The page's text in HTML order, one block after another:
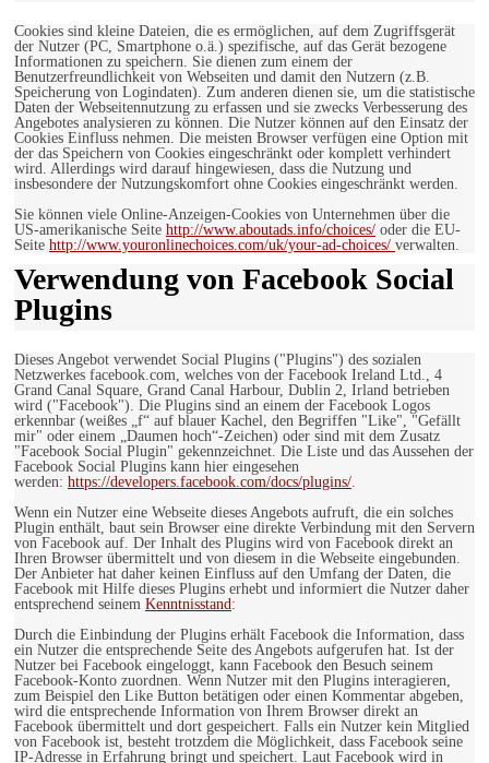
Cookies sind kleine Dateien, die es ermöglichen, auf dem Zugriffsgerät
der Nutzer (PC, Smartphone o.ä.) spezifische, auf das Gerät bezogene
Informationen zu speichern. Sie dienen zum einem der
Benutzerfreundlichkeit von Webseiten und damit den Nutzern (z.B.
Speicherung von Logindaten). Zum anderen dienen sie, um die statistische
Daten der Webseitennutzung zu erfassen und sie zwecks Verbesserung des
Angebotes analysieren zu können. Die Nutzer können auf den Einsatz der
Cookies Einfluss nehmen. Die meisten Browser verfügen eine Option mit
der das Speichern von Cookies eingeschränkt oder komplett verhindert
wird. Allerdings wird darauf hingewiesen, dass die Nutzung und
insbesondere der Nutzungskomfort ohne Cookies eingeschränkt werden.
Sie können viele Online-Anzeigen-Cookies von Unternehmen über die
US-amerikanische Seite http://www.aboutads.info/choices/ oder die EU-
Seite http://www.youronlinechoices.com/uk/your-ad-choices/ verwalten.
Verwendung von Facebook Social
Plugins
Dieses Angebot verwendet Social Plugins ("Plugins") des sozialen
Netzwerkes facebook.com, welches von der Facebook Ireland Ltd., 4
Grand Canal Square, Grand Canal Harbour, Dublin 2, Irland betrieben
wird ("Facebook"). Die Plugins sind an einem der Facebook Logos
erkennbar (weißes „f“ auf blauer Kachel, den Begriffen "Like", "Gefällt
mir" oder einem „Daumen hoch“-Zeichen) oder sind mit dem Zusatz
"Facebook Social Plugin" gekennzeichnet. Die Liste und das Aussehen der
Facebook Social Plugins kann hier eingesehen
werden: https://developers.facebook.com/docs/plugins/.
Wenn ein Nutzer eine Webseite dieses Angebots aufruft, die ein solches
Plugin enthält, baut sein Browser eine direkte Verbindung mit den Servern
von Facebook auf. Der Inhalt des Plugins wird von Facebook direkt an
Ihren Browser übermittelt und von diesem in die Webseite eingebunden.
Der Anbieter hat daher keinen Einfluss auf den Umfang der Daten, die
Facebook mit Hilfe dieses Plugins erhebt und informiert die Nutzer daher
entsprechend seinem Kenntnisstand:
Durch die Einbindung der Plugins erhält Facebook die Information, dass
ein Nutzer die entsprechende Seite des Angebots aufgerufen hat. Ist der
Nutzer bei Facebook eingeloggt, kann Facebook den Besuch seinem
Facebook-Konto zuordnen. Wenn Nutzer mit den Plugins interagieren,
zum Beispiel den Like Button betätigen oder einen Kommentar abgeben,
wird die entsprechende Information von Ihrem Browser direkt an
Facebook übermittelt und dort gespeichert. Falls ein Nutzer kein Mitglied
von Facebook ist, besteht trotzdem die Möglichkeit, dass Facebook seine
IP-Adresse in Erfahrung bringt und speichert. Laut Facebook wird in